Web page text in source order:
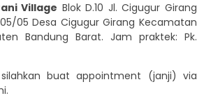
Village Blok D.10 Jl. Cigugur Girang
05 Desa Cigugur Girang Kecamatan
Bandung Barat. Jam praktek: Pk.
buat appointment (janji) via